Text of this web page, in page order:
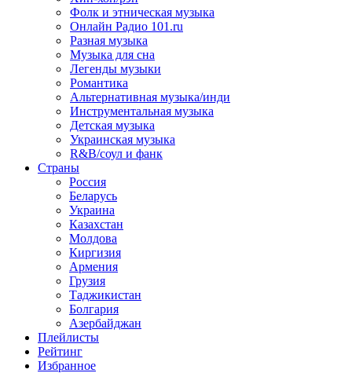
Фолк и этническая музыка
Онлайн Радио 101.ru
Разная музыка
Музыка для сна
Легенды музыки
Романтика
Альтернативная музыка/инди
Инструментальная музыка
Детская музыка
Украинская музыка
R&B/cоул и фанк
Страны
Россия
Беларусь
Украина
Казахстан
Молдова
Киргизия
Армения
Грузия
Таджикистан
Болгария
Азербайджан
Плейлисты
Рейтинг
Избранное